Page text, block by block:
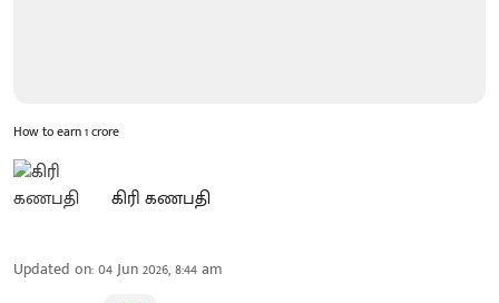
How to earn 1 crore
கிரி கணபதி
Updated on:04 Jun 2026, 8:44 am